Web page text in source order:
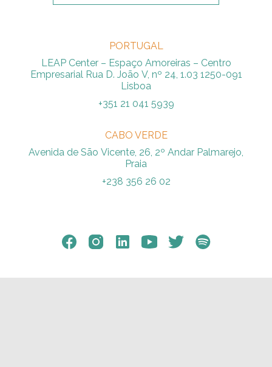
PORTUGAL
LEAP Center – Espaço Amoreiras – Centro
Empresarial Rua D. João V, nº 24, 1.03 1250-091
Lisboa
+351 21 041 5939
CABO VERDE
Avenida de São Vicente, 26, 2º Andar Palmarejo,
Praia
+238 356 26 02